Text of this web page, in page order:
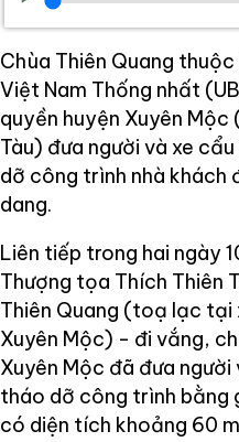
Chùa Thiên Quang
Việt Nam Thống nhất
quyền huyện Xuyên
Tàu) đưa người và xe
dỡ công trình nhà khách
dang.
Liên tiếp trong hai ngày
Thượng tọa Thích Thiên
Thiên Quang (toạ lạc tại
Xuyên Mộc) - đi vắng,
Xuyên Mộc đã đưa
tháo dỡ công trình bằng
có diện tích khoảng 60